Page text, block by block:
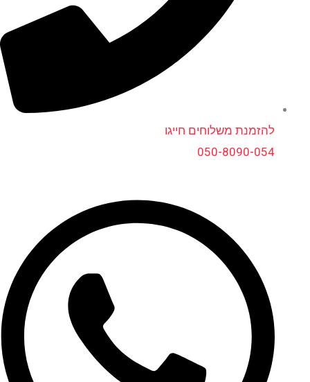
להזמנת משלוחים חייגו
050-8090-054